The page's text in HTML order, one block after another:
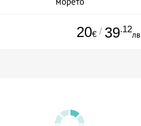
20€ / 39.12
лв.